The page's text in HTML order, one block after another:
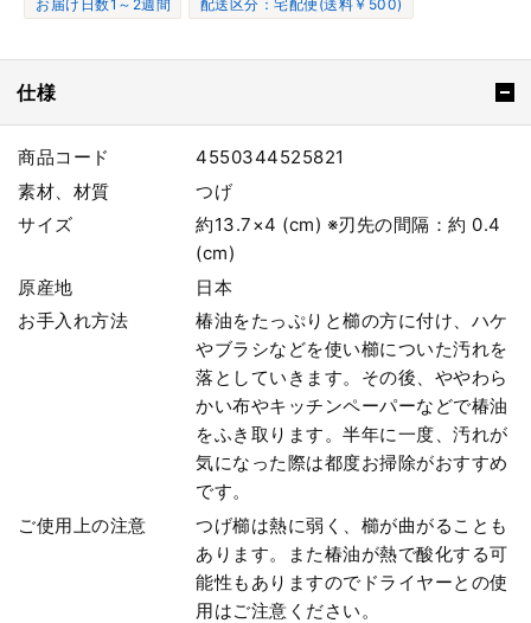
お届け日数1～2週間
配送区分：宅配便(送料￥500)
仕様
商品コード
4550344525821
素材、材質
つげ
サイズ
約13.7×4 (cm) ※刃先の間隔：約 0.4
(cm)
原産地
日本
お手入れ方法
椿油をたっぷりと櫛の方に付け、ハケ
やブラシなどを使い櫛についた汚れを
落としていきます。その後、ややわら
かい布やキッチンペーパーなどで椿油
をふき取ります。半年に一度、汚れが
気になった際は都度お掃除がおすすめ
です。
ご使用上の注意
つげ櫛は熱に弱く、櫛が曲がることも
あります。また椿油が熱で酸化する可
能性もありますのでドライヤーとの使
用はご注意ください。